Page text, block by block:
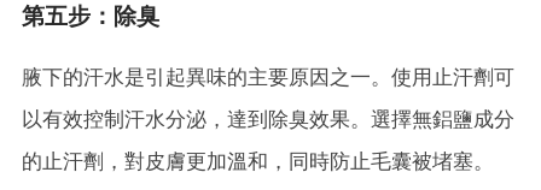
第五步：除臭
腋下的汗水是引起異味的主要原因之一。使用止汗劑可
以有效控制汗水分泌，達到除臭效果。選擇無鋁鹽成分
的止汗劑，對皮膚更加溫和，同時防止毛囊被堵塞。